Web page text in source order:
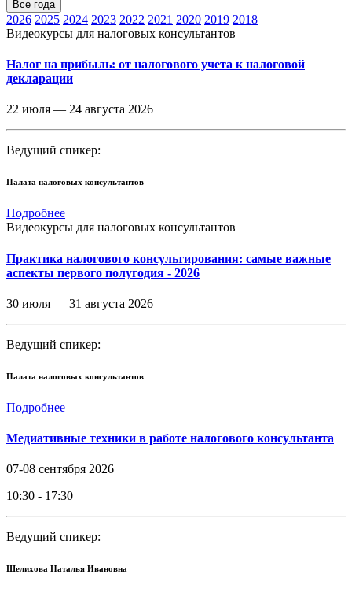
Все года
2026 2025 2024 2023 2022 2021 2020 2019 2018
Видеокурсы для налоговых консультантов
Налог на прибыль: от налогового учета к налоговой
декларации
22 июля — 24 августа 2026
Ведущий спикер:
Палата налоговых консультантов
Подробнее
Видеокурсы для налоговых консультантов
Практика налогового консультирования: самые важные
аспекты первого полугодия - 2026
30 июля — 31 августа 2026
Ведущий спикер:
Палата налоговых консультантов
Подробнее
Медиативные техники в работе налогового консультанта
07-08 сентября 2026
10:30 - 17:30
Ведущий спикер:
Шелихова Наталья Ивановна